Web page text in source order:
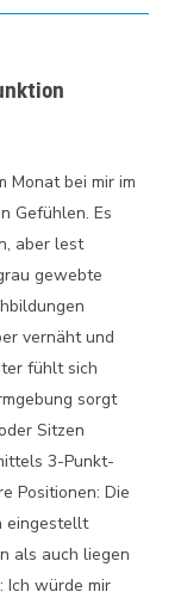
Monat bei mir im
Gefühlen. Es
aber lest
gewebte
vernäht und
fühlt sich
sorgt
Sitzen
3-Punkt-
Positionen: Die
eingestellt
als auch liegen
Ich würde mir